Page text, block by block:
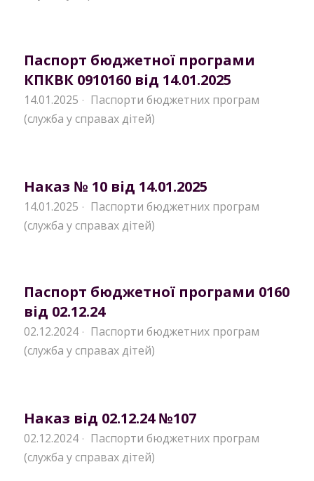
Паспорт бюджетної програми
КПКВК 0910160 від 14.01.2025
14.01.2025 · Паспорти бюджетних програм
(служба у справах дітей)
Наказ № 10 від 14.01.2025
14.01.2025 · Паспорти бюджетних програм
(служба у справах дітей)
Паспорт бюджетної програми 0160
від 02.12.24
02.12.2024 · Паспорти бюджетних програм
(служба у справах дітей)
Наказ від 02.12.24 №107
02.12.2024 · Паспорти бюджетних програм
(служба у справах дітей)